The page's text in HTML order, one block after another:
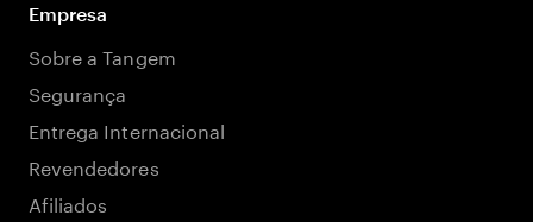
Empresa
Sobre a Tangem
Segurança
Entrega Internacional
Revendedores
Afiliados